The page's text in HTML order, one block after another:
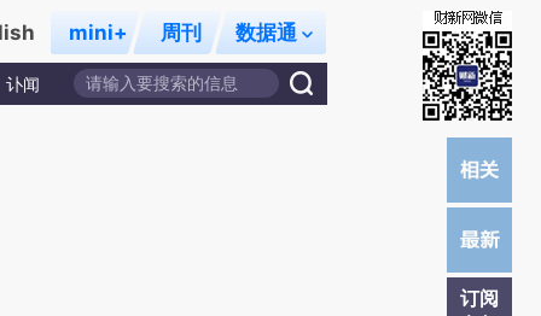
mini+ 周刊 数据通
讣闻
订阅